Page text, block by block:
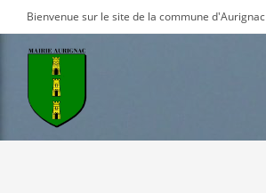
to
content
Bienvenue sur le site de la commune d'Aurignac